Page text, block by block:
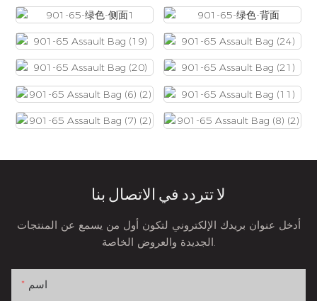
لا تتردد في الاتصال بنا
أدخل عنوان بريدك الإلكتروني لتكون أول من يسمع عن المنتجات
الجديدة والعروض الخاصة.
اسم